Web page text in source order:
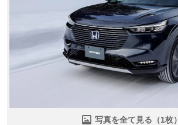
写真を全て見る（1枚）